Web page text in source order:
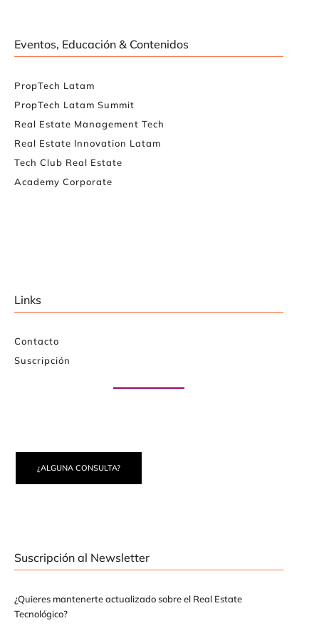
Eventos, Educación & Contenidos
PropTech Latam
PropTech Latam Summit
Real Estate Management Tech
Real Estate Innovation Latam
Tech Club Real Estate
Academy Corporate
Links
Contacto
Suscripción
¿ALGUNA CONSULTA?
Suscripción al Newsletter
¿Quieres mantenerte actualizado sobre el Real Estate
Tecnológico?